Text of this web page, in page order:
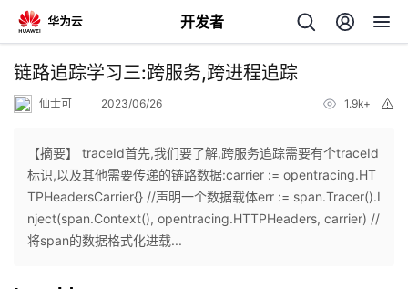
开发者
返
个
链路追踪学习三:跨服务,跨进程追踪
仙士可 2023/06/26 1.9k+
【摘要】 traceId首先,我们要了解,跨服务追踪需要有个traceId
标识,以及其他需要传递的链路数据:carrier := opentracing.HT
TPHeadersCarrier{} //声明一个数据载体err := span.Tracer().I
nject(span.Context(), opentracing.HTTPHeaders, carrier) //
将span的数据格式化进载...